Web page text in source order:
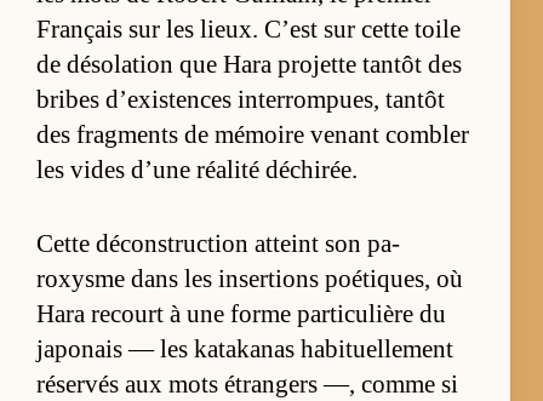
Français sur les lieux. C’est sur cette toile
de dé­so­la­tion que Hara projette tan­tôt des
bribes d’exis­tences in­ter­rom­pues, tan­tôt
des frag­ments de mé­moire ve­nant com­bler
les vides d’une réa­lité dé­chi­rée.
Cette dé­cons­truc­tion at­teint son pa­
roxysme dans les in­ser­tions poé­tiques, où
Hara re­court à une forme par­ti­cu­lière du
ja­po­nais — les ka­ta­ka­nas ha­bi­tuel­le­ment
ré­ser­vés aux mots étran­gers —, comme si